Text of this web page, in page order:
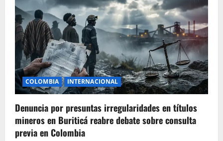
g
a
t
i
o
n
COLOMBIA INTERNACIONAL
Denuncia por presuntas irregularidades en títulos
mineros en Buriticá reabre debate sobre consulta
previa en Colombia